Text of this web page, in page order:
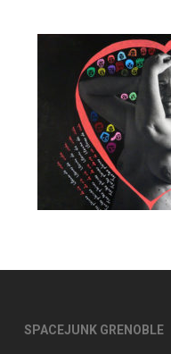
SPACEJUNK GRENOBLE